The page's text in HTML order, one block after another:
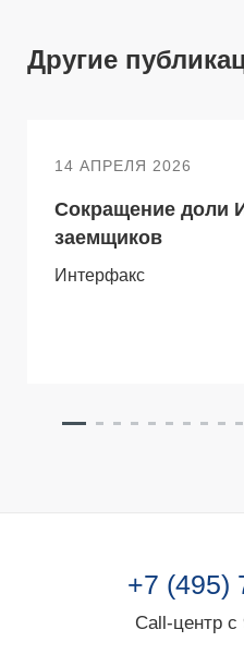
Другие
14 АПРЕЛЯ 2026
Сокращение доли
заемщиков
Интерфакс
+7 (495)
Call-центр с